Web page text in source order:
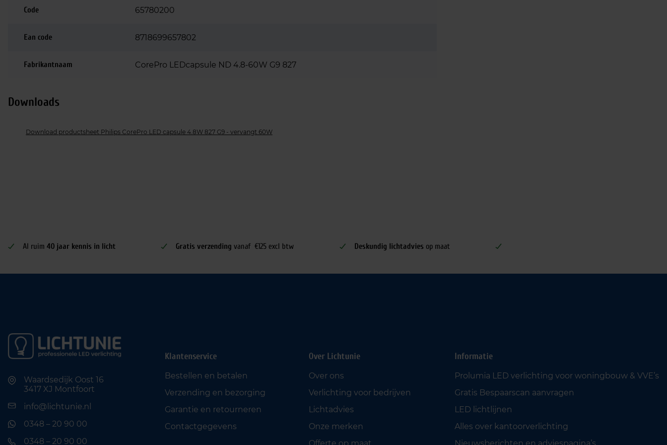
Code 65780200
Ean code 8718699657802
Fabrikantnaam CorePro LEDcapsule ND 4.8-60W G9 827
Downloads
Download productsheet Philips CorePro LED capsule 4.8W 827 G9 - vervangt 60W
Al ruim 40 jaar kennis in licht Gratis verzending vanaf €125 excl btw Deskundig lichtadvies op maat
Waardsedijk Oost 16
3417 XJ Montfoort
info@lichtunie.nl
0348 – 20 90 00
0348 – 20 90 00
Klantenservice
Bestellen en betalen
Verzending en bezorging
Garantie en retourneren
Contactgegevens
Over Lichtunie
Over ons
Verlichting voor bedrijven
Lichtadvies
Onze merken
Informatie
Prolumia LED verlichting voor woningbouw & VVE’s
Gratis Bespaarscan aanvragen
LED lichtlijnen
Alles over kantoorverlichting